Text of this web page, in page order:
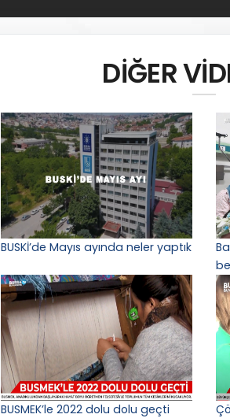
DİĞER
BUSKİ’de Mayıs ayında neler yaptık
BUSMEK’le 2022 dolu dolu geçti